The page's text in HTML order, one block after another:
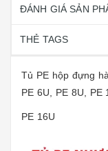
ĐÁNH GIÁ SẢN
THẺ TAGS
Tủ PE hộp đựng
PE 6U, PE 8U, PE
PE 16U